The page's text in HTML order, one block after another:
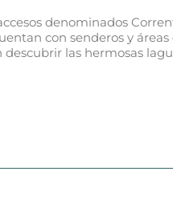
denominados
con senderos y
las hermosas